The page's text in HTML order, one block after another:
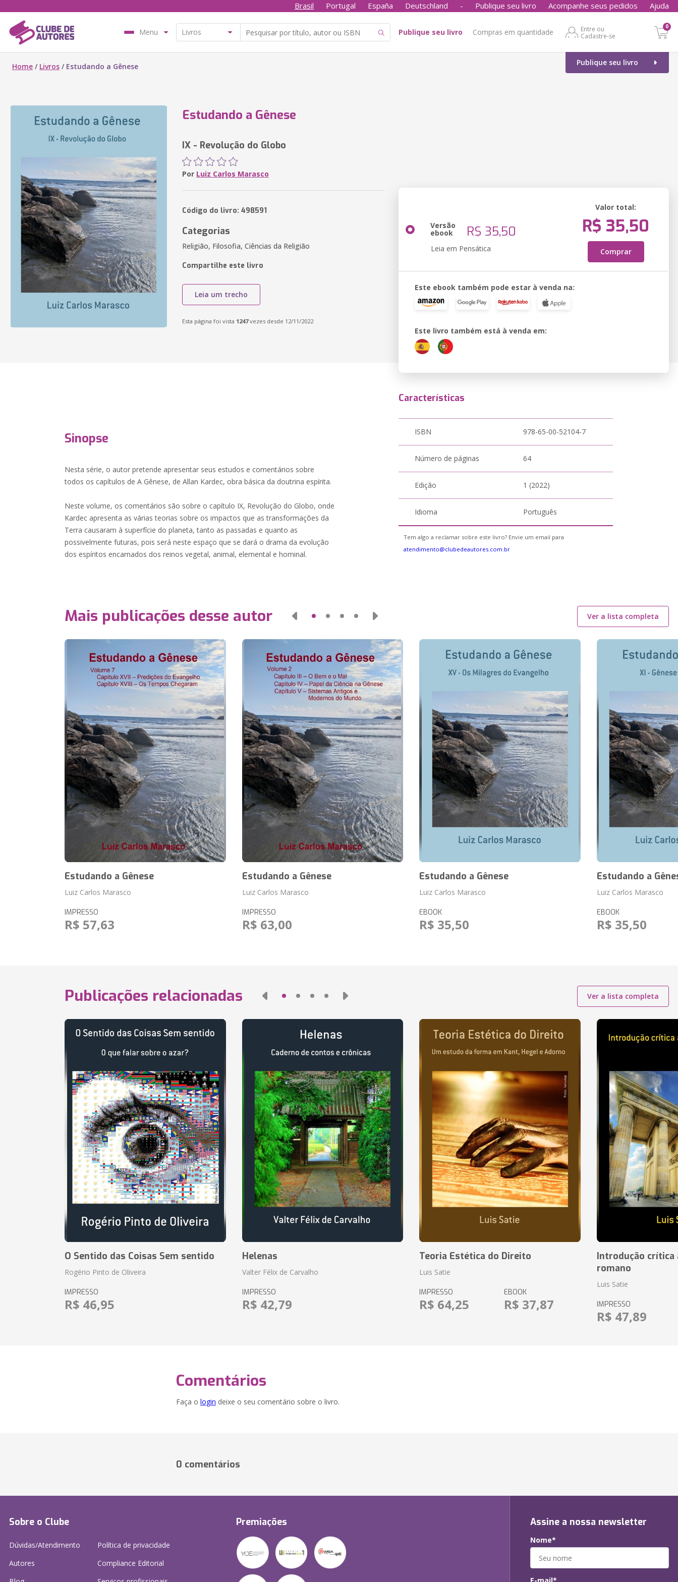
Brasil Portugal España Deutschland - Publique seu livro Acompanhe seus pedidos Ajuda
Menu Publique seu livro Compras em quantidade
Entre ou
Cadastre-se
0
Publique seu livro
Home / Livros / Estudando a Gênese
Estudando a Gênese
IX - Revolução do Globo
Por Luiz Carlos Marasco
Código do livro: 498591
Categorias
Religião, Filosofia, Ciências da Religião
Compartilhe este livro
Leia um trecho
Esta página foi vista 1247vezes desde 12/11/2022
Versão
ebook R$ 35,50
Leia em Pensática
Valor total:
R$ 35,50
Comprar
Este ebook também pode estar à venda na:
Este livro também está à venda em:
Sinopse
Nesta série, o autor pretende apresentar seus estudos e comentários sobre
todos os capítulos de A Gênese, de Allan Kardec, obra básica da doutrina espírita.
Neste volume, os comentários são sobre o capítulo IX, Revolução do Globo, onde
Kardec apresenta as várias teorias sobre os impactos que as transformações da
Terra causaram à superfície do planeta, tanto as passadas e quanto as
possivelmente futuras, pois será neste espaço que se dará o drama da evolução
dos espíritos encarnados dos reinos vegetal, animal, elemental e hominal.
Características
ISBN 978-65-00-52104-7
Número de páginas 64
Edição 1 (2022)
Idioma Português
Tem algo a reclamar sobre este livro? Envie um email para
atendimento@clubedeautores.com.br
Mais publicações desse autor Ver a lista completa
Estudando a Gênese
Luiz Carlos Marasco
IMPRESSO
R$ 57,63
Estudando a Gênese
Luiz Carlos Marasco
IMPRESSO
R$ 63,00
Estudando a Gênese
Luiz Carlos Marasco
EBOOK
R$ 35,50
Estudando a
Luiz Carlos Marasco
EBOOK
R$ 35,50
Publicações relacionadas Ver a lista completa
O Sentido das Coisas Sem sentido
Rogério Pinto de Oliveira
IMPRESSO
R$ 46,95
Helenas
Valter Félix de Carvalho
IMPRESSO
R$ 42,79
Teoria Estética do Direito
Luis Satie
IMPRESSO
R$ 64,25
EBOOK
R$ 37,87
Introdução crítica
romano
Luis Satie
IMPRESSO
R$ 47,89
Comentários
Faça o login deixe o seu comentário sobre o livro.
0 comentários
Sobre o Clube
Dúvidas/Atendimento
Autores
Política de privacidade
Compliance Editorial
Premiações Assine a nossa newsletter
Nome*